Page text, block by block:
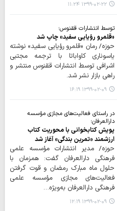
۱۳۹۹-۰۲-۲۲ ۱۱:۲۴
توسط انتشارات ققنوس؛
«قلمرو رؤیایی سفید» چاپ شد
حوزه/ رمان «قلمرو رؤیایی سفید» نوشته
یاسوناری کاواباتا با ترجمه مجتبی
اشرافی توسط انتشارات ققنوس منتشر و
راهی بازار نشر شد.
۱۳۹۹-۰۲-۰۹ ۱۶:۱۹
در راستای فعالیت‌های مجازی مؤسسه
دارالعرفان؛
پویش کتابخوانی با محوریت کتاب
ارزشمند «تمرین بندگی» آغاز شد
حوزه/ مدیر انتشارات مؤسسه علمی
فرهنگی دارالعرفان گفت: همزمان با
حلول ماه مبارک رمضان و قوت گرفتن
فعالیت‌های مجازی مؤسسه علمی
فرهنگی دارالعرفان به‌ویژه…
۱۳۹۹-۰۲-۰۹ ۱۲:۱۹